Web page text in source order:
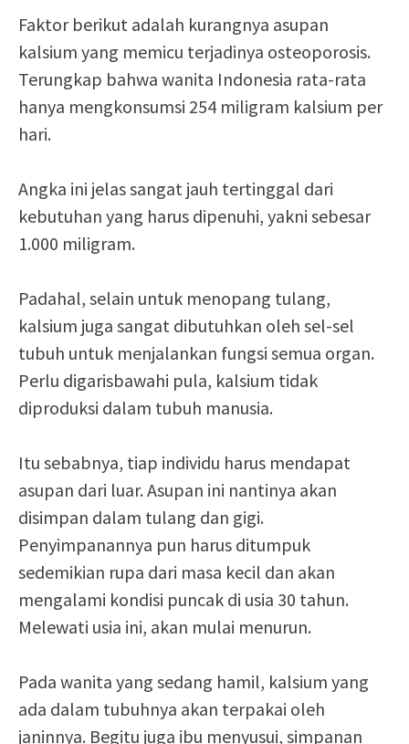
Faktor berikut adalah kurangnya asupan
kalsium yang memicu terjadinya osteoporosis.
Terungkap bahwa wanita Indonesia rata-rata
hanya mengkonsumsi 254 miligram kalsium per
hari.
Angka ini jelas sangat jauh tertinggal dari
kebutuhan yang harus dipenuhi, yakni sebesar
1.000 miligram.
Padahal, selain untuk menopang tulang,
kalsium juga sangat dibutuhkan oleh sel-sel
tubuh untuk menjalankan fungsi semua organ.
Perlu digarisbawahi pula, kalsium tidak
diproduksi dalam tubuh manusia.
Itu sebabnya, tiap individu harus mendapat
asupan dari luar. Asupan ini nantinya akan
disimpan dalam tulang dan gigi.
Penyimpanannya pun harus ditumpuk
sedemikian rupa dari masa kecil dan akan
mengalami kondisi puncak di usia 30 tahun.
Melewati usia ini, akan mulai menurun.
Pada wanita yang sedang hamil, kalsium yang
ada dalam tubuhnya akan terpakai oleh
janinnya. Begitu juga ibu menyusui, simpanan